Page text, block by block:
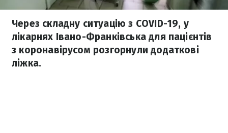
Через складну ситуацію з COVID-19, у
лікарнях Івано-Франківська для пацієнтів
з коронавірусом розгорнули додаткові
ліжка.